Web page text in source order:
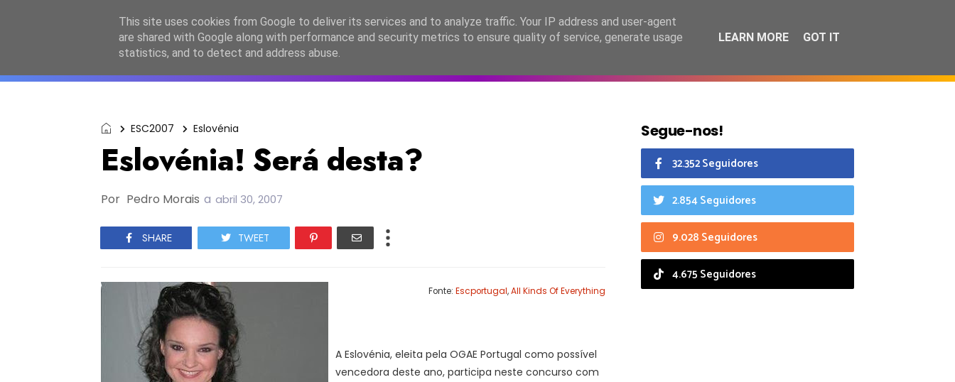
ESC2027 JESC2026 FC2026 EASC2026 PORTUGAL LANÇAMENTOS ESPECIAIS CALENDÁRIO
ESC2007 Eslovénia
Eslovénia! Será desta?
Por Pedro Morais a abril 30, 2007
SHARE TWEET
Fonte: Escportugal,All Kinds Of Everything
A Eslovénia, eleita pela OGAE Portugal como possível
vencedora deste ano, participa neste concurso com
Segue-nos!
32.352 Seguidores
2.854 Seguidores
9.028 Seguidores
4.675 Seguidores
This site uses cookies from Google to deliver its services and to analyze traffic. Your IP address and user-agent
are shared with Google along with performance and security metrics to ensure quality of service, generate usage
statistics, and to detect and address abuse.
LEARN MORE GOT IT